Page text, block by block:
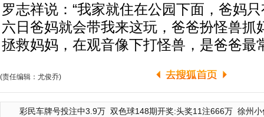
罗志祥说：“我家就住在公园下面，爸妈
六日爸妈就会带我来这玩，爸爸扮怪兽抓
拯救妈妈，在观音像下打怪兽，是爸爸最
(责任编辑：尤俊乔)
彩民车牌号投注中3.9万 双色球148期开奖:头奖11注666万 徐州